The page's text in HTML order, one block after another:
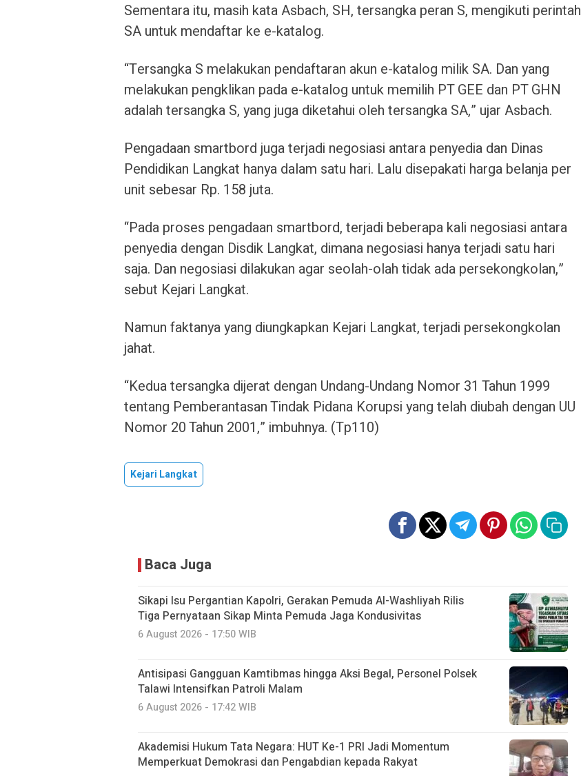
Sementara itu, masih kata Asbach, SH, tersangka peran S, mengikuti perintah
SA untuk mendaftar ke e-katalog.
“Tersangka S melakukan pendaftaran akun e-katalog milik SA. Dan yang
melakukan pengklikan pada e-katalog untuk memilih PT GEE dan PT GHN
adalah tersangka S, yang juga diketahui oleh tersangka SA,” ujar Asbach.
Pengadaan smartbord juga terjadi negosiasi antara penyedia dan Dinas
Pendidikan Langkat hanya dalam satu hari. Lalu disepakati harga belanja per
unit sebesar Rp. 158 juta.
“Pada proses pengadaan smartbord, terjadi beberapa kali negosiasi antara
penyedia dengan Disdik Langkat, dimana negosiasi hanya terjadi satu hari
saja. Dan negosiasi dilakukan agar seolah-olah tidak ada persekongkolan,”
sebut Kejari Langkat.
Namun faktanya yang diungkapkan Kejari Langkat, terjadi persekongkolan
jahat.
“Kedua tersangka dijerat dengan Undang-Undang Nomor 31 Tahun 1999
tentang Pemberantasan Tindak Pidana Korupsi yang telah diubah dengan UU
Nomor 20 Tahun 2001,” imbuhnya. (Tp110)
Kejari Langkat
Baca Juga
Sikapi Isu Pergantian Kapolri, Gerakan Pemuda Al-Washliyah Rilis
Tiga Pernyataan Sikap Minta Pemuda Jaga Kondusivitas
6 August 2026 - 17:50 WIB
Antisipasi Gangguan Kamtibmas hingga Aksi Begal, Personel Polsek
Talawi Intensifkan Patroli Malam
6 August 2026 - 17:42 WIB
Akademisi Hukum Tata Negara: HUT Ke-1 PRI Jadi Momentum
Memperkuat Demokrasi dan Pengabdian kepada Rakyat